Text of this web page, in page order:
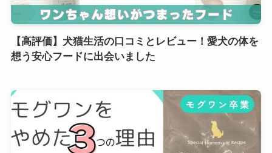
【高評価】犬猫生活の口コミとレビュー！愛犬の体を
想う安心フードに出会いました